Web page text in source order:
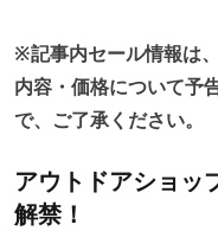
ハイカーズデポ
好日山荘
ALBi(アルビ)
※記事内セール情報は
内容・価格について予
で、ご了承ください。
アウトドアショッ
解禁！